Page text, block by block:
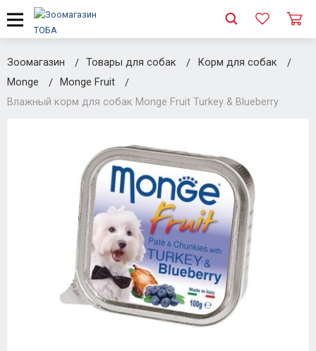
Зоомагазин Товары для собак
Корм для собак
Monge
Monge Fruit
Влажный корм для собак Monge Fruit Turkey & Blueberry